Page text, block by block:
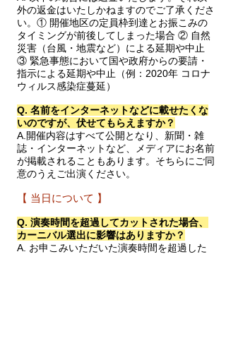
外の返金はいたしかねますのでご了承くださ
い。① 開催地区の定員枠到達とお振こみの
タイミングが前後してしまった場合 ② 自然
災害（台風・地震など）による延期や中止
③ 緊急事態において国や政府からの要請・
指示による延期や中止（例：2020年 コロナ
ウィルス感染症蔓延）
Q. 名前をインターネットなどに載せたくな
いのですが、伏せてもらえますか？
A.開催内容はすべて公開となり、新聞・雑
誌・インターネットなど、メディアにお名前
が掲載されることもあります。そちらにご同
意のうえご出演ください。
【 当日について 】
Q. 演奏時間を超過してカットされた場合、
カーニバル選出に影響はありますか？
A. お申こみいただいた演奏時間を超過した